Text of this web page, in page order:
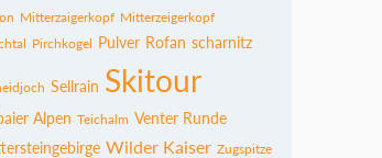
Mitterzaigerkopf Mitterzeigerkopf
Pirchkogel Pulver Rofan scharnitz
Sellrain Skitour
Alpen Teichalm Venter Runde
Wilder Kaiser Zugspitze